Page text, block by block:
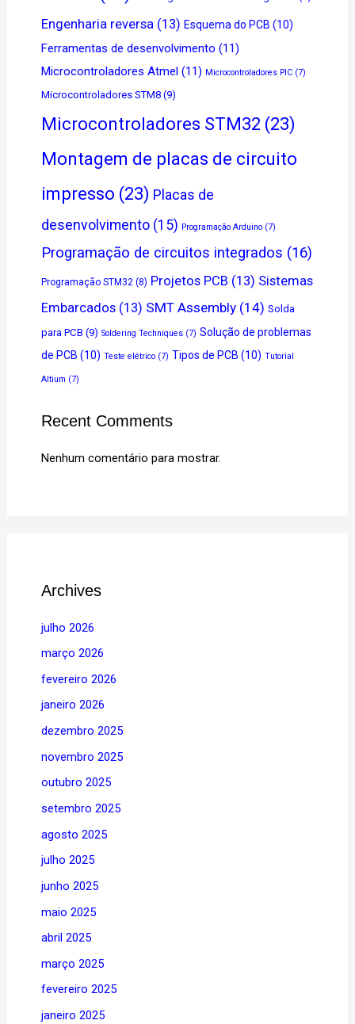
Engenharia reversa (13) Esquema do PCB (10)
Ferramentas de desenvolvimento (11)
Microcontroladores Atmel (11) Microcontroladores PIC (7)
Microcontroladores STM8 (9)
Microcontroladores STM32 (23)
Montagem de placas de circuito
impresso (23) Placas de
desenvolvimento (15) Programação Arduino (7)
Programação de circuitos integrados (16)
Programação STM32 (8) Projetos PCB (13) Sistemas
Embarcados (13) SMT Assembly (14) Solda
para PCB (9) Soldering Techniques (7) Solução de problemas
de PCB (10) Teste elétrico (7) Tipos de PCB (10) Tutorial
Altium (7)
Recent Comments
Nenhum comentário para mostrar.
Archives
julho 2026
março 2026
fevereiro 2026
janeiro 2026
dezembro 2025
novembro 2025
outubro 2025
setembro 2025
agosto 2025
julho 2025
junho 2025
maio 2025
abril 2025
março 2025
fevereiro 2025
janeiro 2025